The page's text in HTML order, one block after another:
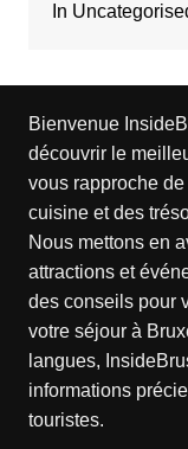
In
Bienvenue
découvrir le
vous rapproche
cuisine et des
Nous mettons en
attractions et
des conseils pour
votre séjour à
langues,
informations
touristes.